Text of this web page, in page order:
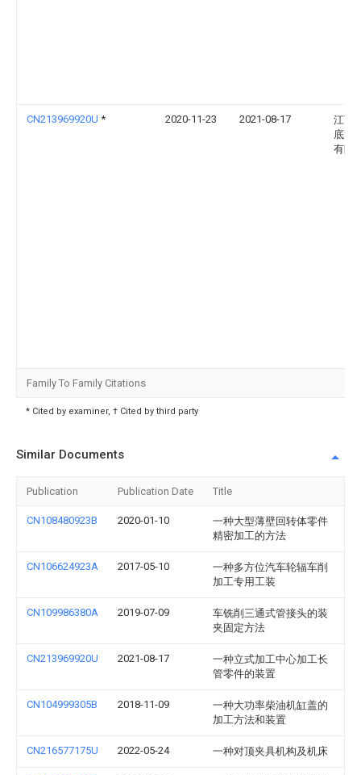
CN213969920U * 2020-11-23 2021-08-17
江西
底盘
有限
Family To Family Citations
* Cited by examiner, † Cited by third party
Similar Documents
Publication Publication Date Title
CN108480923B 2020-01-10
一种大型薄壁回转体零件
精密加工的方法
CN106624923A 2017-05-10
一种多方位汽车轮辐车削
加工专用工装
CN109986380A 2019-07-09
车铣削三通式管接头的装
夹固定方法
CN213969920U 2021-08-17
一种立式加工中心加工长
管零件的装置
CN104999305B 2018-11-09
一种大功率柴油机缸盖的
加工方法和装置
CN216577175U 2022-05-24 一种对顶夹具机构及机床